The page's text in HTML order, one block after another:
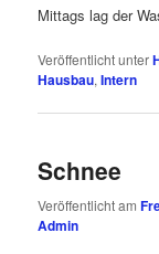
Mittags lag der
Veröffentlicht unter
Hausbau,Intern
Schnee
Veröffentlicht am
Admin